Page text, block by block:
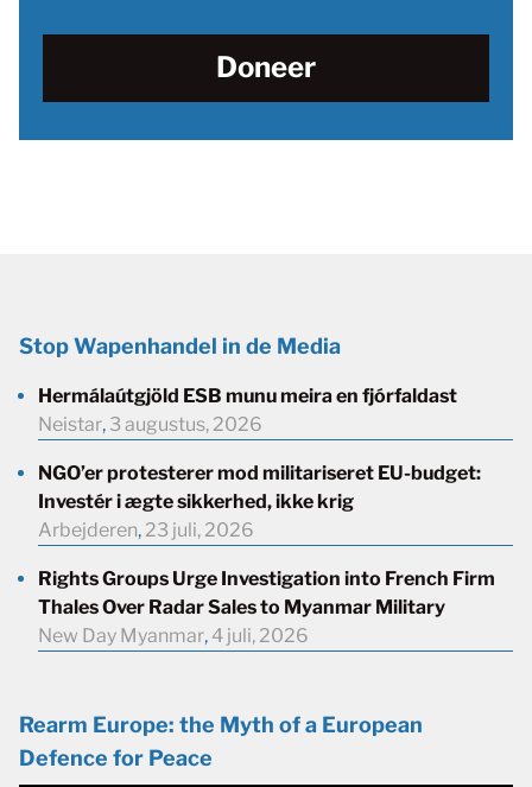
Doneer
Stop Wapenhandel in de Media
Hermálaútgjöld ESB munu meira en fjórfaldast
Neistar, 3 augustus, 2026
NGO’er protesterer mod militariseret EU-budget:
Investér i ægte sikkerhed, ikke krig
Arbejderen, 23 juli, 2026
Rights Groups Urge Investigation into French Firm
Thales Over Radar Sales to Myanmar Military
New Day Myanmar, 4 juli, 2026
Rearm Europe: the Myth of a European
Defence for Peace